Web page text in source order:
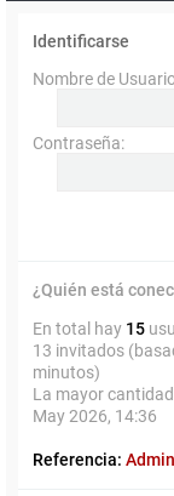
Identificarse
Nombre de
Contraseña:
¿Quién está
En total hay 15
13 invitados
minutos)
La mayor
May 2026, 14:36
Referencia: